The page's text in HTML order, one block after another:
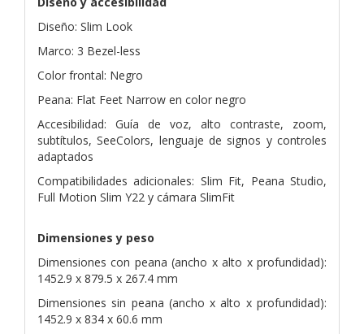
Diseño: Slim Look
Marco: 3 Bezel-less
Color frontal: Negro
Peana: Flat Feet Narrow en color negro
Accesibilidad: Guía de voz, alto contraste, zoom,
subtítulos, SeeColors, lenguaje de signos y controles
adaptados
Compatibilidades adicionales: Slim Fit, Peana Studio,
Full Motion Slim Y22 y cámara SlimFit
Dimensiones y peso
Dimensiones con peana (ancho x alto x profundidad):
1452.9 x 879.5 x 267.4 mm
Dimensiones sin peana (ancho x alto x profundidad):
1452.9 x 834 x 60.6 mm